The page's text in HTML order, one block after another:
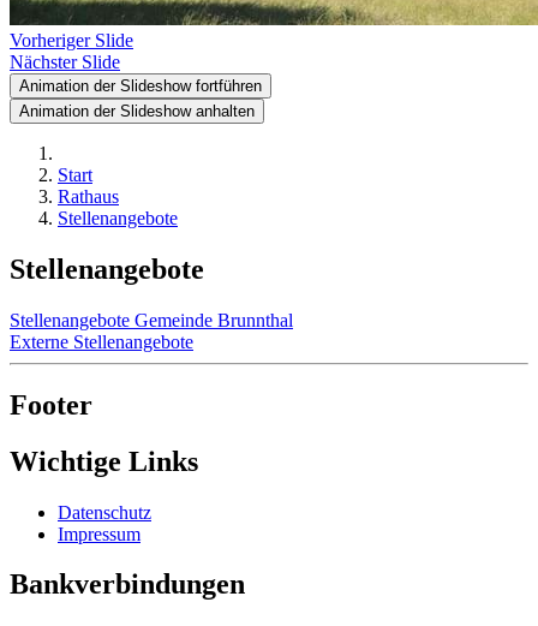
Vorheriger Slide
Nächster Slide
Animation der Slideshow fortführen
Animation der Slideshow anhalten
Start
Rathaus
Stellenangebote
Stellenangebote
Stellenangebote Gemeinde Brunnthal
Externe Stellenangebote
Footer
Wichtige Links
Datenschutz
Impressum
Bankverbindungen